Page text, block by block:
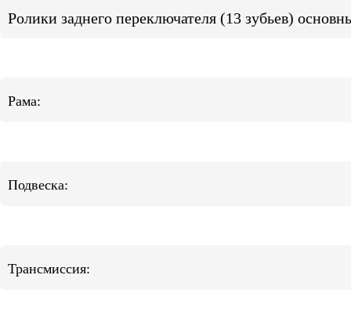
Ролики заднего переключателя (13 зубьев)
Рама:
Подвеска:
Трансмиссия: